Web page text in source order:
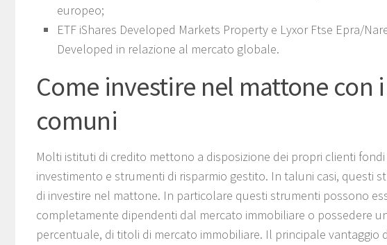
europeo;
ETF iShares Developed Markets Property e Lyxor Ftse Epra/
Developed in relazione al mercato globale.
Come investire nel mattone con
comuni
Molti istituti di credito mettono a disposizione dei propri clienti
investimento e strumenti di risparmio gestito. In taluni casi, questi
di investire nel mattone. In particolare questi strumenti possono
completamente dipendenti dal mercato immobiliare o possedere
percentuale, di titoli di mercato immobiliare. Il principale vantaggio